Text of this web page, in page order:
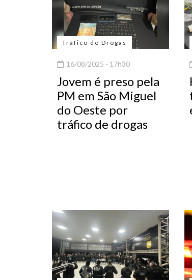
Tráfico de Drogas
16/08/2025 - 17h30
Jovem é preso pela
PM em São Miguel
do Oeste por
tráfico de drogas